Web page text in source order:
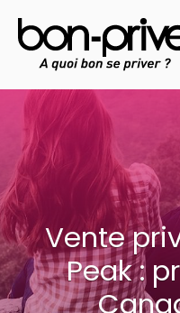
au
contenu
Vente
Peak :